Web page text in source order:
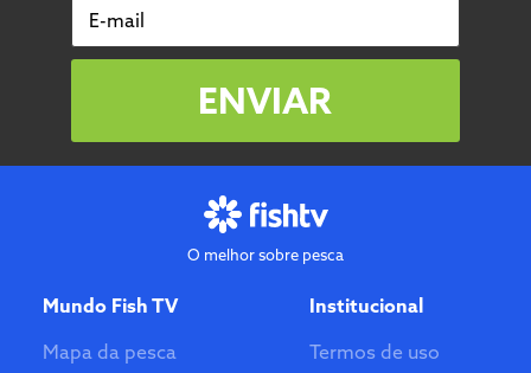
E-mail
ENVIAR
O melhor sobre pesca
Mundo Fish TV
Mapa da pesca
Institucional
Termos de uso